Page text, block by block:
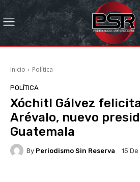
Inicio Política
POLÍTICA
Xóchitl Gálvez
Arévalo, nuevo
Guatemala
By Periodismo Sin Reserva 15